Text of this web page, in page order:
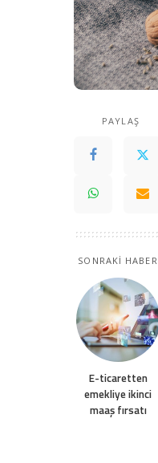
PAYLAŞ
SONRAKİ HABER
E-ticaretten
emekliye ikinci
maaş fırsatı